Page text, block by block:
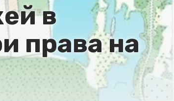
в
права на